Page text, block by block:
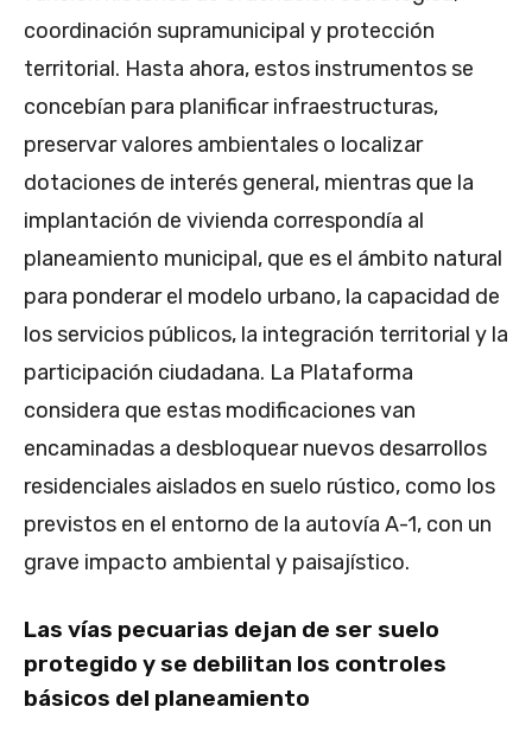
coordinación supramunicipal y protección
territorial. Hasta ahora, estos instrumentos se
concebían para planificar infraestructuras,
preservar valores ambientales o localizar
dotaciones de interés general, mientras que la
implantación de vivienda correspondía al
planeamiento municipal, que es el ámbito natural
para ponderar el modelo urbano, la capacidad de
los servicios públicos, la integración territorial y la
participación ciudadana. La Plataforma
considera que estas modificaciones van
encaminadas a desbloquear nuevos desarrollos
residenciales aislados en suelo rústico, como los
previstos en el entorno de la autovía A-1, con un
grave impacto ambiental y paisajístico.
Las vías pecuarias dejan de ser suelo
protegido y se debilitan los controles
básicos del planeamiento